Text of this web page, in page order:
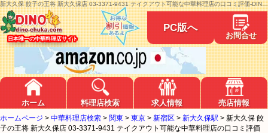
新大久保 餃子の王将 新大久保店 03-3371-9431 テイクアウト可能な中華料理店の口コミ評価-DINO中華
日本唯一の中華料理店サイト
PC版へ
お問合せ
ホーム 料理店検索 求人情報 売店情報
ホームページ > 中華料理店検索 > 関東 > 東京 > 新宿区 > 新大久保駅 > 新大久保 餃
子の王将 新大久保店 03-3371-9431 テイクアウト可能な中華料理店の口コミ評価